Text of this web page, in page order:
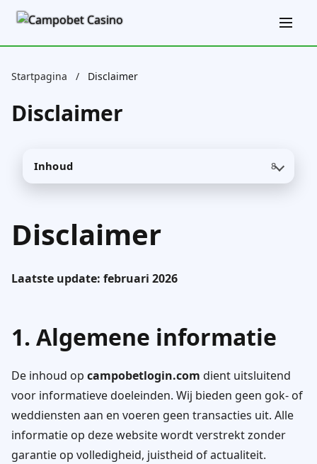
Startpagina / Disclaimer
Disclaimer
Inhoud 8
Disclaimer
Laatste update: februari 2026
1. Algemene informatie
De inhoud op campobetlogin.com dient uitsluitend
voor informatieve doeleinden. Wij bieden geen gok- of
weddiensten aan en voeren geen transacties uit. Alle
informatie op deze website wordt verstrekt zonder
garantie op volledigheid, juistheid of actualiteit.